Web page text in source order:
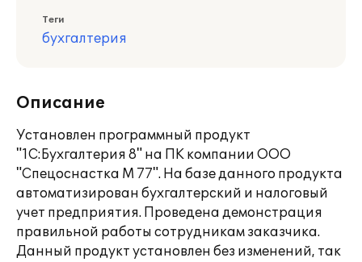
Теги
бухгалтерия
Описание
Установлен программный продукт
"1С:Бухгалтерия 8" на ПК компании ООО
"Спецоснастка М 77". На базе данного продукта
автоматизирован бухгалтерский и налоговый
учет предприятия. Проведена демонстрация
правильной работы сотрудникам заказчика.
Данный продукт установлен без изменений, так